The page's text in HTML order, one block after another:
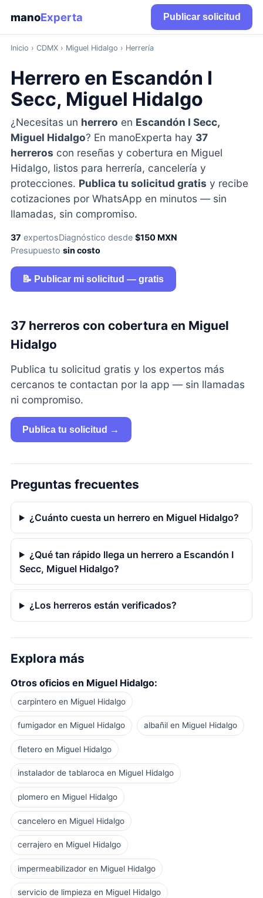
manoExperta Publicar solicitud
Inicio › CDMX› Miguel Hidalgo › Herrería
Herrero en Escandón I
Secc, Miguel Hidalgo
¿Necesitas un herrero en Escandón I Secc,
Miguel Hidalgo? En manoExperta hay 37
herreros con reseñas y cobertura en Miguel
Hidalgo, listos para herrería, cancelería y
protecciones. Publica tu solicitud gratis y recibe
cotizaciones por WhatsApp en minutos — sin
llamadas, sin compromiso.
37 expertosDiagnóstico desde $150 MXN
Presupuesto sin costo
📝 Publicar mi solicitud — gratis
37 herreros con cobertura en Miguel
Hidalgo
Publica tu solicitud gratis y los expertos más
cercanos te contactan por la app — sin llamadas
ni compromiso.
Publica tu solicitud →
Preguntas frecuentes
¿Cuánto cuesta un herrero en Miguel Hidalgo?
¿Qué tan rápido llega un herrero a Escandón I
Secc, Miguel Hidalgo?
¿Los herreros están verificados?
Explora más
Otros oficios en Miguel Hidalgo:
carpintero en Miguel Hidalgo
fumigador en Miguel Hidalgo albañil en Miguel Hidalgo
fletero en Miguel Hidalgo
instalador de tablaroca en Miguel Hidalgo
plomero en Miguel Hidalgo
cancelero en Miguel Hidalgo
cerrajero en Miguel Hidalgo
impermeabilizador en Miguel Hidalgo
servicio de limpieza en Miguel Hidalgo